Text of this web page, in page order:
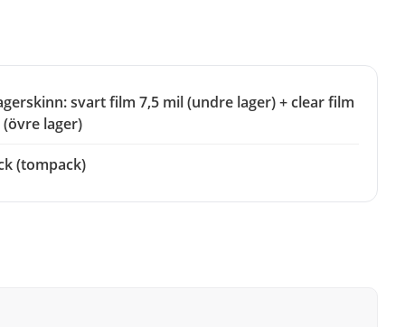
svart film 7,5 mil (undre lager) + clear film
(övre lager)
(tompack)